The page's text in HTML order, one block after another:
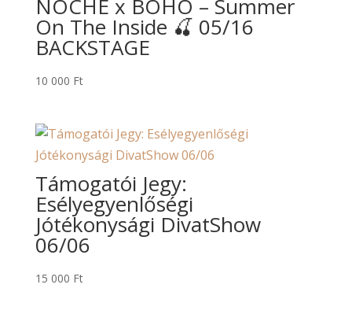
NOCHE x BOHO – Summer
On The Inside 🍒 05/16
BACKSTAGE
10 000 Ft
Támogatói Jegy:
Esélyegyenlőségi
Jótékonysági DivatShow
06/06
15 000 Ft